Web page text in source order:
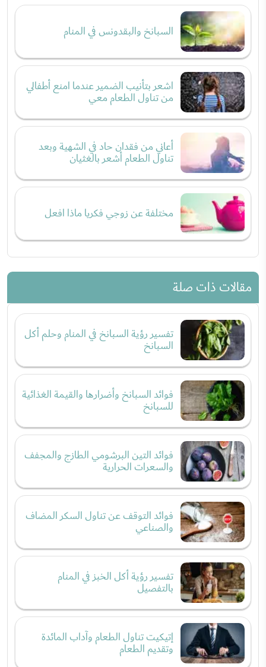
السبانخ والبقدونس في المنام
اشعر بتأنيب الضمير عندما امنع أطفالي
من تناول الطعام معي
أعاني من فقدان حاد في الشهية وبعد
تناول الطعام أشعر بالغثيان
مختلفة عن زوجي فكريا ماذا افعل
مقالات ذات صلة
تفسير رؤية السبانخ في المنام وحلم أكل
السبانخ
فوائد السبانخ وأضرارها والقيمة الغذائية
للسبانخ
فوائد التين البرشومي الطازج والمجفف
والسعرات الحرارية
فوائد التوقف عن تناول السكر المضاف
والصناعي
تفسير رؤية أكل الخبز في المنام
بالتفصيل
إتيكيت تناول الطعام وآداب المائدة
وتقديم الطعام